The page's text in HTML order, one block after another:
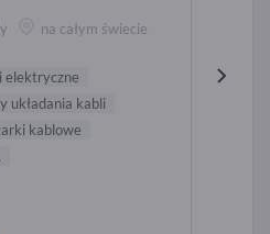
na całym świecie
elektryczne
układania kabli
kablowe